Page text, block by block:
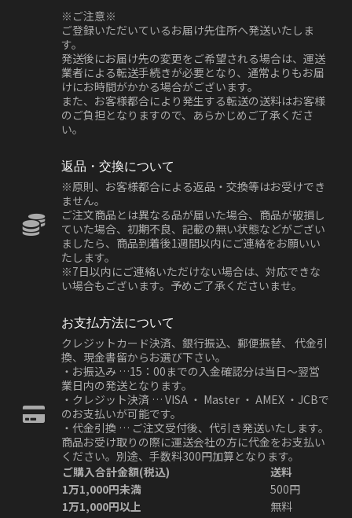
※ご注意※
ご登録いただいているお届け先住所へ発送いたしま
す。
発送後にお届け先の変更をご希望される場合は、運送
業者による転送手続きが必要となり、通常よりもお届
けにお時間がかかる場合がございます。
また、お客様都合により発生する転送の送料はお客様
のご負担となりますので、あらかじめご了承くださ
い。
返品・交換について
※原則、お客様都合による返品・交換等はお受けでき
ません。
ご注文商品とは異なる品が届いた場合、商品が破損し
ていた場合、初期不良、記載の無い状態などがござい
ましたら、商品到着後1週間以内にご連絡をお願いい
たします。
※7日以内にご連絡いただけない場合は、対応できな
い場合もございます。予めご了承くださいませ。
お支払方法について
クレジットカード決済、銀行振込、郵便振替、 代金引
換、現金書留からお選び下さい。
・お振込み …15：00までの入金確認分は当日～翌営
業日内の発送となります。
・クレジット決済 … VISA ・ Master ・ AMEX ・JCBで
のお支払いが可能です。
・代金引換 … ご注文受付後、代引き発送いたします。
商品お受け取りの際に運送会社の方に代金をお支払い
ください。別途、手数料300円加算となります。
ご購入合計金額(税込)
送料
1万1,000円未満
500円
1万1,000円以上
無料